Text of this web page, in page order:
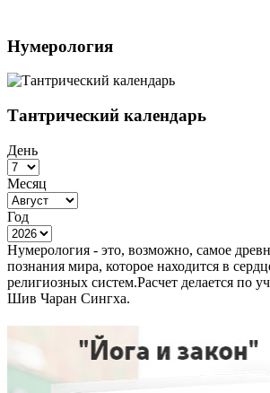
Нумерология
Тантрический календарь
День
Месяц
Год
Нумерология - это, возможно, самое
познания мира, которое находится в
религиозных систем.Расчет делается по
Шив Чаран Сингха.